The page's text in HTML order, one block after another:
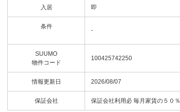
入居 即
条件
-
SUUMO
物件コード
100425742250
情報更新日 2026/08/07
保証会社 保証会社利用必 毎月家賃の５０